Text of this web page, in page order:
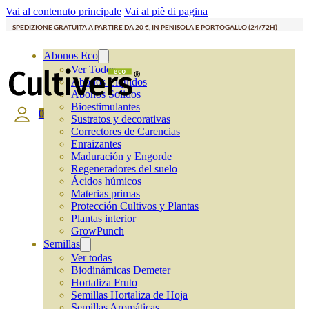
Vai al contenuto principale Vai al piè di pagina
SPEDIZIONE GRATUITA A PARTIRE DA 20 €, IN PENISOLA E PORTOGALLO (24/72H)
Abonos Eco
Ver Todos
Abonos Líquidos
Abonos Solidos
Bioestimulantes
Sustratos y decorativas
Correctores de Carencias
Enraizantes
Maduración y Engorde
Regeneradores del suelo
Ácidos húmicos
Materias primas
Protección Cultivos y Plantas
Plantas interior
GrowPunch
Semillas
Ver todas
Biodinámicas Demeter
Hortaliza Fruto
Semillas Hortaliza de Hoja
0